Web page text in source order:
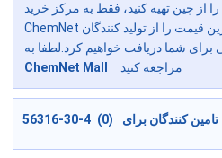
از چین تهیه کنید، فقط به مرکز خرید
ChemNet بروید، ما آخرین و رقابتی ترین قیمت را از تولید کنندگان
برای شما دریافت خواهیم کرد.لطفا به
ChemNet Mall
مراجعه کنید